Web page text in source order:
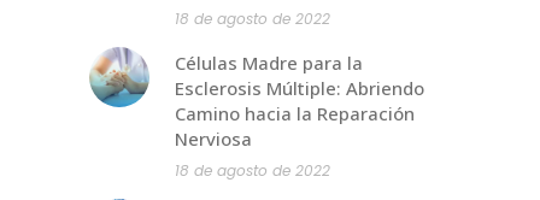
18 de agosto de 2022
Células Madre para la
Esclerosis Múltiple: Abriendo
Camino hacia la Reparación
Nerviosa
18 de agosto de 2022